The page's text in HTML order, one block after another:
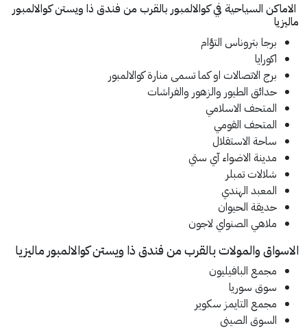
الاماكن السياحية في كوالالمبور بالقرب من فندق ذا ويستن كوالالمبور
ماليزيا
برجا بتروناس التؤام
اكورايا
برج الاتصالات او كما تسمى منارة كوالالمبور
حدائق الطيور والزهور والفراشات
المتحف الاسلامي
المتحف القومي
ساحة الاستقلال
مدينة الاضواء آي ستي
شلالات تمبلر
المعبد الهندي
حديقة الحيوان
ملاهي الصنواي لاجون
الاسواق والمولات بالقرب من فندق ذا ويستن كوالالمبور ماليزيا
مجمع البافيليون
سوق سوريا
مجمع التايمز سكوير
السوق الصيني